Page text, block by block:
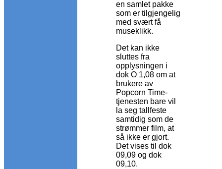
en samlet pakke
som er tilgjengelig
med svært få
museklikk.
Det kan ikke
sluttes fra
opplysningen i
dok O 1,08 om at
brukere av
Popcorn Time-
tjenesten bare vil
la seg tallfeste
samtidig som de
strømmer film, at
så ikke er gjort.
Det vises til dok
09,09 og dok
09,10.